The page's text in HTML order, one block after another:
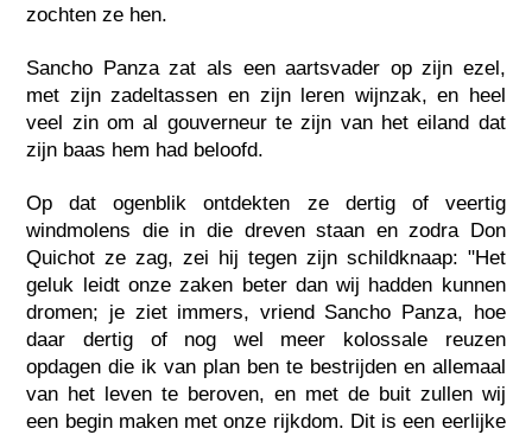
zochten ze hen.
Sancho Panza zat als een aartsvader op zijn ezel,
met zijn zadeltassen en zijn leren wijnzak, en heel
veel zin om al gouverneur te zijn van het eiland dat
zijn baas hem had beloofd.
Op dat ogenblik ontdekten ze dertig of veertig
windmolens die in die dreven staan en zodra Don
Quichot ze zag, zei hij tegen zijn schildknaap: "Het
geluk leidt onze zaken beter dan wij hadden kunnen
dromen; je ziet immers, vriend Sancho Panza, hoe
daar dertig of nog wel meer kolossale reuzen
opdagen die ik van plan ben te bestrijden en allemaal
van het leven te beroven, en met de buit zullen wij
een begin maken met onze rijkdom. Dit is een eerlijke